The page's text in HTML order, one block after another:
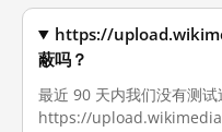
https://
蔽吗？
最近 90 天内我们没有测试
https://